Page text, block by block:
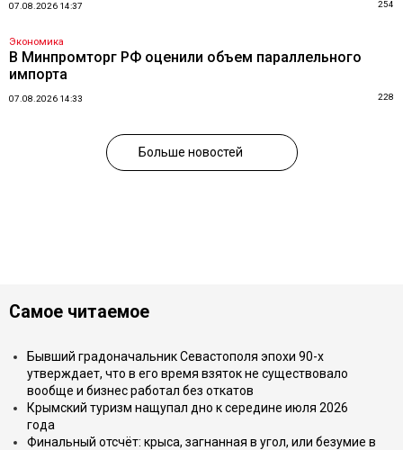
07.08.2026 14:37 254
Экономика
В Минпромторг РФ оценили объем параллельного
импорта
07.08.2026 14:33 228
Больше новостей
Самое читаемое
Бывший градоначальник Севастополя эпохи 90-х
утверждает, что в его время взяток не существовало
вообще и бизнес работал без откатов
Крымский туризм нащупал дно к середине июля 2026
года
Финальный отсчёт: крыса, загнанная в угол, или безумие в